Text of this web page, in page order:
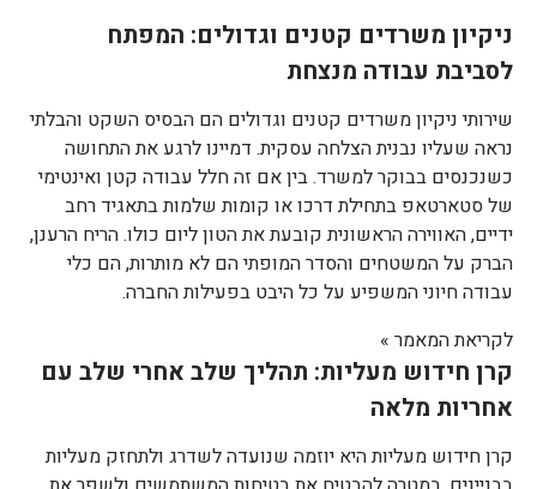
ניקיון משרדים קטנים וגדולים: המפתח
לסביבת עבודה מנצחת
שירותי ניקיון משרדים קטנים וגדולים הם הבסיס השקט והבלתי
נראה שעליו נבנית הצלחה עסקית. דמיינו לרגע את התחושה
כשנכנסים בבוקר למשרד. בין אם זה חלל עבודה קטן ואינטימי
של סטארטאפ בתחילת דרכו או קומות שלמות בתאגיד רחב
ידיים, האווירה הראשונית קובעת את הטון ליום כולו. הריח הרענן,
הברק על המשטחים והסדר המופתי הם לא מותרות, הם כלי
עבודה חיוני המשפיע על כל היבט בפעילות החברה.
לקריאת המאמר »
קרן חידוש מעליות: תהליך שלב אחרי שלב עם
אחריות מלאה
קרן חידוש מעליות היא יוזמה שנועדה לשדרג ולתחזק מעליות